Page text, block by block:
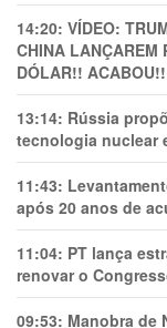
14:20: VÍDEO:
CHINA LANÇAREM
DÓLAR!! ACABOU!!
13:14: Rússia
tecnologia nuclear
11:43:
após 20 anos de
11:04: PT lança
renovar o
09:53: Manobra de